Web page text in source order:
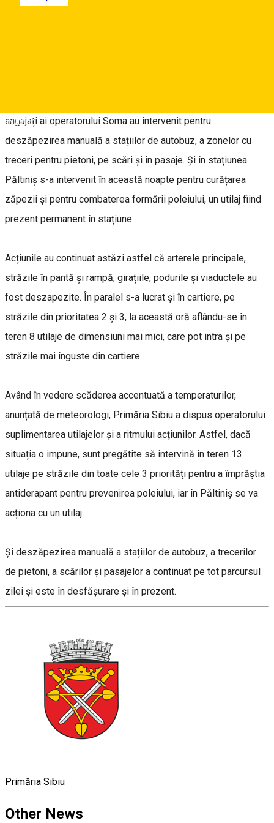
Deutsch
angajați ai operatorului Soma au intervenit pentru
deszăpezirea manuală a stațiilor de autobuz, a zonelor cu
treceri pentru pietoni, pe scări și în pasaje. Și în stațiunea
Păltiniș s-a intervenit în această noapte pentru curățarea
zăpezii și pentru combaterea formării poleiului, un utilaj fiind
prezent permanent în stațiune.
Acțiunile au continuat astăzi astfel că arterele principale,
străzile în pantă și rampă, girațiile, podurile și viaductele au
fost deszapezite. În paralel s-a lucrat și în cartiere, pe
străzile din prioritatea 2 și 3, la această oră aflându-se în
teren 8 utilaje de dimensiuni mai mici, care pot intra și pe
străzile mai înguste din cartiere.
Având în vedere scăderea accentuată a temperaturilor,
anunțată de meteorologi, Primăria Sibiu a dispus operatorului
suplimentarea utilajelor și a ritmului acțiunilor. Astfel, dacă
situația o impune, sunt pregătite să intervină în teren 13
utilaje pe străzile din toate cele 3 priorități pentru a împrăștia
antiderapant pentru prevenirea poleiului, iar în Păltiniș se va
acționa cu un utilaj.
Și deszăpezirea manuală a stațiilor de autobuz, a trecerilor
de pietoni, a scărilor și pasajelor a continuat pe tot parcursul
zilei și este în desfășurare și în prezent.
Primăria Sibiu
Other News